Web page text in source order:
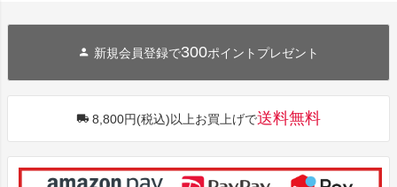
新規会員登録で300ポイントプレゼント
8,800円(税込)以上お買上げで送料無料